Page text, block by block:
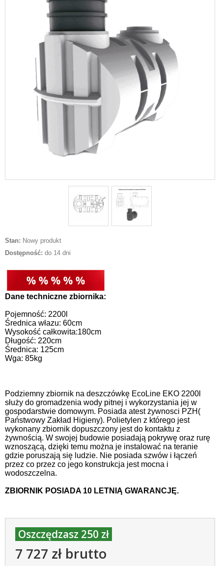
Stan: Nowy produkt
Dostępność: do 14 dni
Dane techniczne zbiornika:
Pojemność: 2200l
Średnica włazu: 60cm
Wysokość całkowita:180cm
Długość: 220cm
Średnica: 125cm
Wga: 85kg
Podziemny zbiornik na deszczówkę EcoLine EKO 2200l
służy do gromadzenia wody pitnej i wykorzystania jej w
gospodarstwie domowym. Posiada atest żywnosci PZH(
Państwowy Zakład Higieny). Polietylen z którego jest
wykonany zbiornik dopuszczony jest do kontaktu z
żywnością. W swojej budowie posiadają pokrywę oraz rurę
wznoszącą, dzięki temu można je instalować na teranie
gdzie poruszają się ludzie. Nie posiada szwów i łączeń
przez co przez co jego konstrukcja jest mocna i
wodoszczelna.
ZBIORNIK POSIADA 10 LETNIĄ GWARANCJĘ.
Oszczędzasz 250 zł
7 727 zł brutto